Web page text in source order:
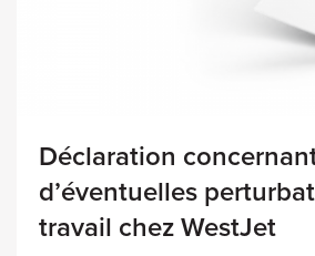
Déclaration
d’éventuelles
travail chez WestJet